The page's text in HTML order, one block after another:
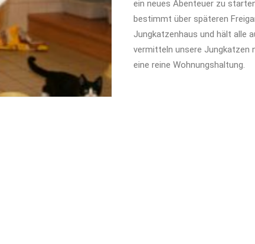
ein neues Abenteuer zu
bestimmt über späteren
Jungkatzenhaus und hält alle
vermitteln unsere Jungkatzen
eine reine Wohnungshaltung.